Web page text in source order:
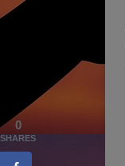
0
SHARES